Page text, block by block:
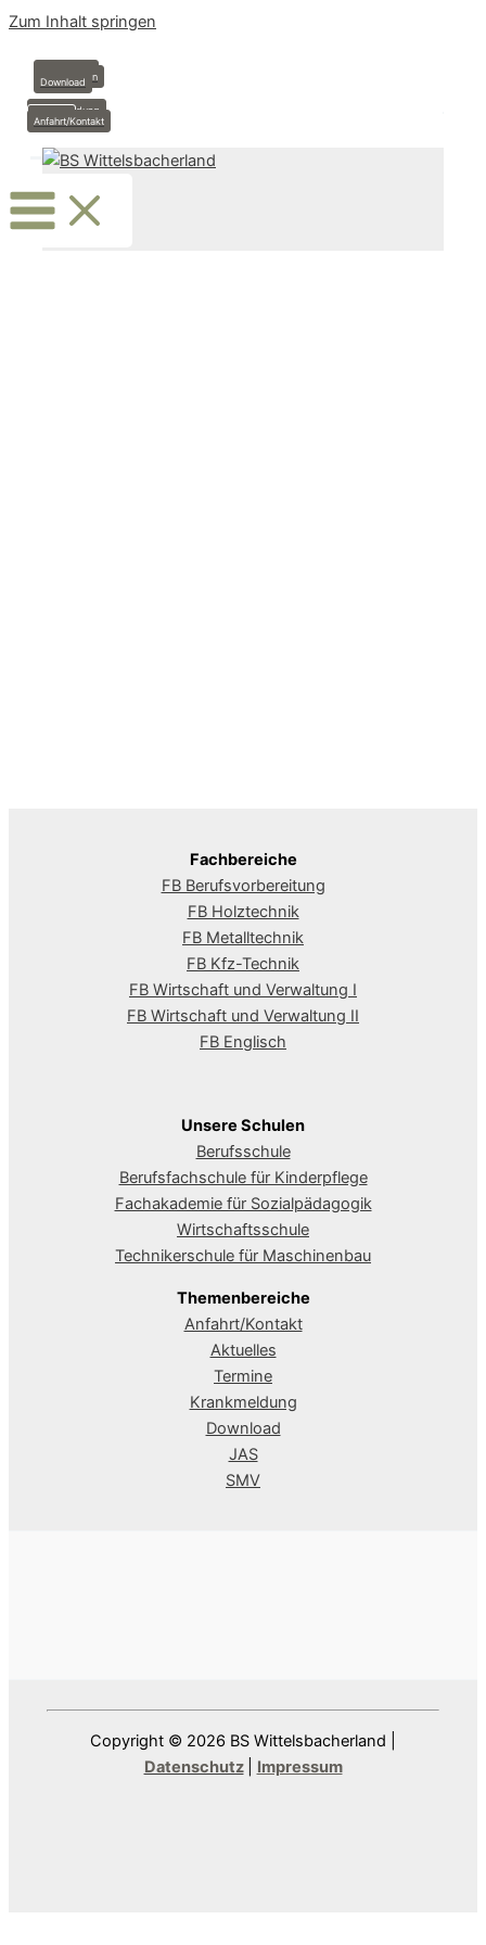
Zum Inhalt springen
Stundenplan
Download
Krankmeldung
Termine
Anfahrt/Kontakt
Fachbereiche
FB Berufsvorbereitung
FB Holztechnik
FB Metalltechnik
FB Kfz-Technik
FB Wirtschaft und Verwaltung I
FB Wirtschaft und Verwaltung II
FB Englisch
Unsere Schulen
Berufsschule
Berufsfachschule für Kinderpflege
Fachakademie für Sozialpädagogik
Wirtschaftsschule
Technikerschule für Maschinenbau
Themenbereiche
Anfahrt/Kontakt
Aktuelles
Termine
Krankmeldung
Download
JAS
SMV
Copyright © 2026 BS Wittelsbacherland |
Datenschutz
Impressum